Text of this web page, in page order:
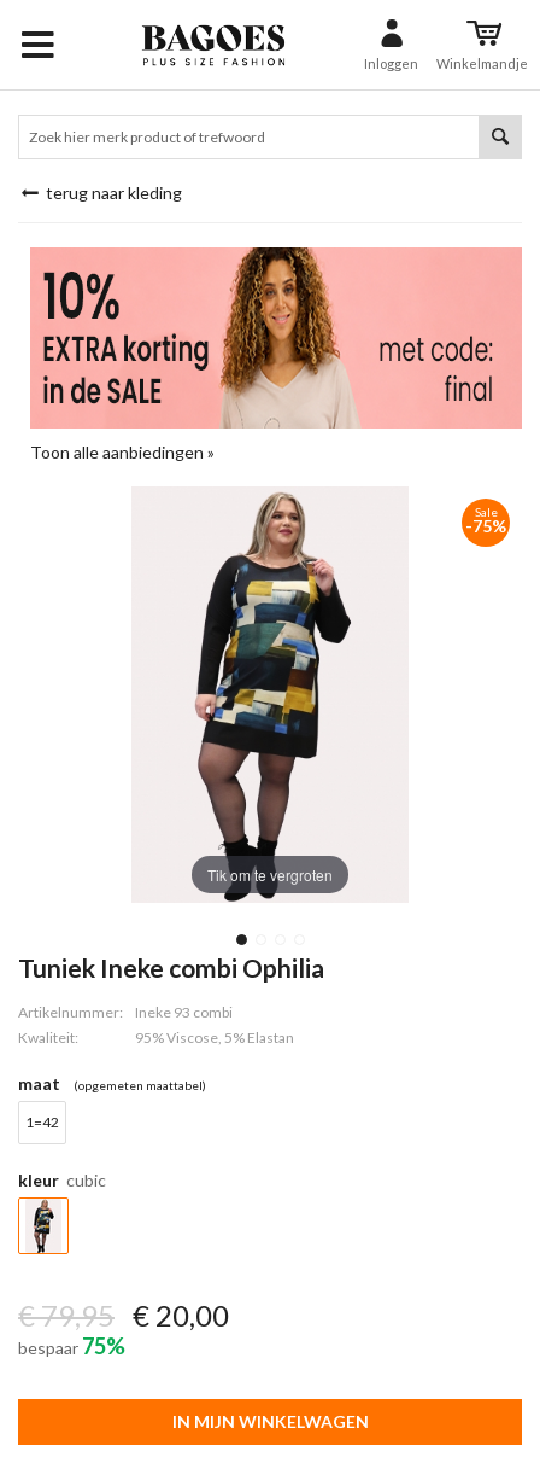
Inloggen Winkelmandje
terug naar kleding
Toon alle aanbiedingen »
Tik om te vergroten
Sale
-75%
Tuniek Ineke combi Ophilia
Artikelnummer:
Ineke 93 combi
Kwaliteit:
95% Viscose, 5% Elastan
maat (opgemeten maattabel)
1=42
kleur cubic
€ 79,95 € 20,00
bespaar 75%
IN MIJN WINKELWAGEN